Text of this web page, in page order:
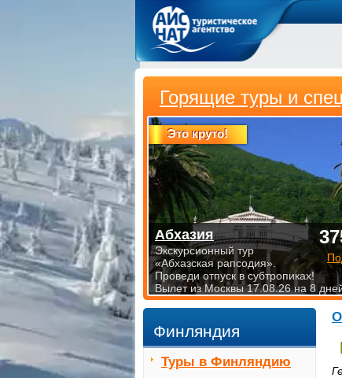
Финляндия
Туры в Финляндию
Горящие туры и
Это круто!
Абхазия
Экскурсионный тур
«Абхазская рапсодия».
Проведи отпуск в субтропиках!
Вылет из Москвы 17.08.26 на 8